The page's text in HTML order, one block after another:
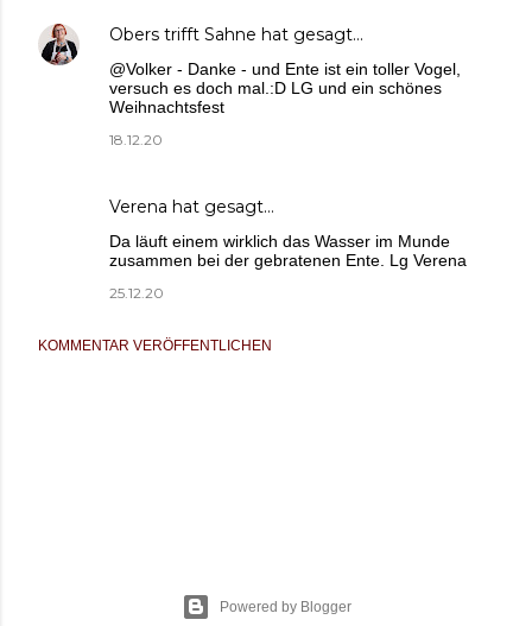
Obers trifft Sahne hat gesagt…
@Volker - Danke - und Ente ist ein toller Vogel,
versuch es doch mal.:D LG und ein schönes
Weihnachtsfest
18.12.20
Verena hat gesagt…
Da läuft einem wirklich das Wasser im Munde
zusammen bei der gebratenen Ente. Lg Verena
25.12.20
KOMMENTAR VERÖFFENTLICHEN
Powered by Blogger